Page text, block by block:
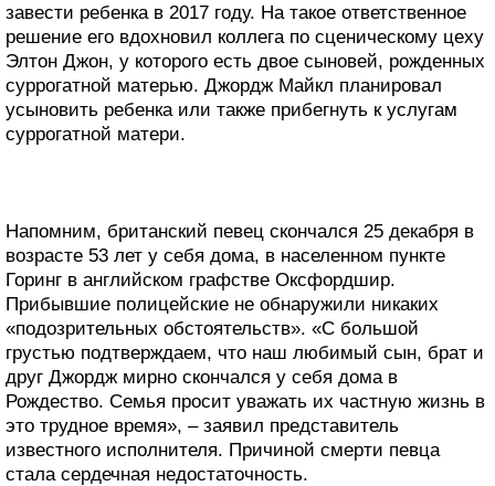
завести ребенка в 2017 году. На такое ответственное
решение его вдохновил коллега по сценическому цеху
Элтон Джон, у которого есть двое сыновей, рожденных
суррогатной матерью. Джордж Майкл планировал
усыновить ребенка или также прибегнуть к услугам
суррогатной матери.
Напомним, британский певец скончался 25 декабря в
возрасте 53 лет у себя дома, в населенном пункте
Горинг в английском графстве Оксфордшир.
Прибывшие полицейские не обнаружили никаких
«подозрительных обстоятельств». «С большой
грустью подтверждаем, что наш любимый сын, брат и
друг Джордж мирно скончался у себя дома в
Рождество. Семья просит уважать их частную жизнь в
это трудное время», – заявил представитель
известного исполнителя. Причиной смерти певца
стала сердечная недостаточность.